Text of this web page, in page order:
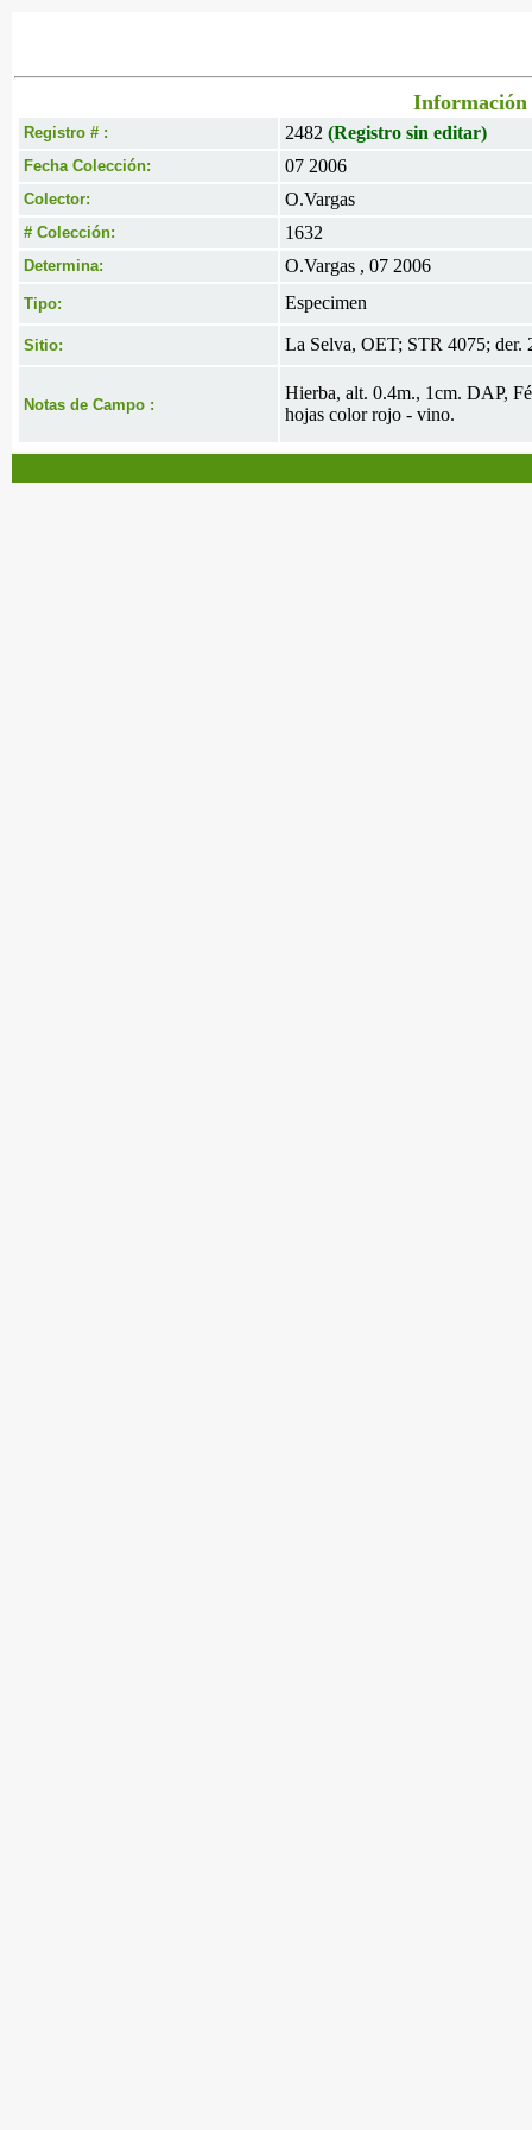
Información
Registro # : 2482 (Registro sin editar)
Fecha Colección: 07 2006
Colector: O.Vargas
# Colección: 1632
Determina: O.Vargas , 07 2006
Tipo: Especimen
Sitio: La Selva, OET; STR 4075; der.
Notas de Campo :
Hierba, alt. 0.4m., 1cm. DAP,
hojas color rojo - vino.